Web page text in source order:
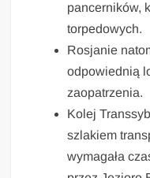
pancerników,
torpedowych.
Rosjanie
odpowiednią
zaopatrzenia.
Kolej
szlakiem
wymagała